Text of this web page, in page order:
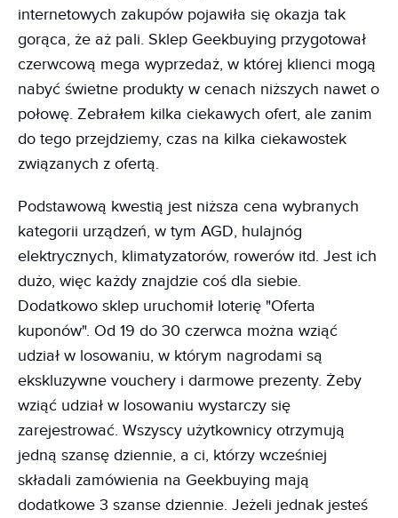
internetowych zakupów pojawiła się okazja tak
gorąca, że aż pali. Sklep Geekbuying przygotował
czerwcową mega wyprzedaż, w której klienci mogą
nabyć świetne produkty w cenach niższych nawet o
połowę. Zebrałem kilka ciekawych ofert, ale zanim
do tego przejdziemy, czas na kilka ciekawostek
związanych z ofertą.
Podstawową kwestią jest niższa cena wybranych
kategorii urządzeń, w tym AGD, hulajnóg
elektrycznych, klimatyzatorów, rowerów itd. Jest ich
dużo, więc każdy znajdzie coś dla siebie.
Dodatkowo sklep uruchomił loterię "Oferta
kuponów". Od 19 do 30 czerwca można wziąć
udział w losowaniu, w którym nagrodami są
ekskluzywne vouchery i darmowe prezenty. Żeby
wziąć udział w losowaniu wystarczy się
zarejestrować. Wszyscy użytkownicy otrzymują
jedną szansę dziennie, a ci, którzy wcześniej
składali zamówienia na Geekbuying mają
dodatkowe 3 szanse dziennie. Jeżeli jednak jesteś